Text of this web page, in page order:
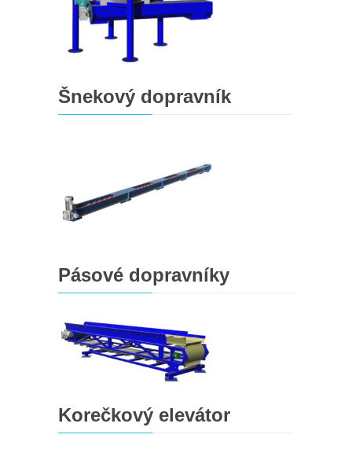
Šnekový dopravník
Pásové dopravníky
Korečkový elevátor